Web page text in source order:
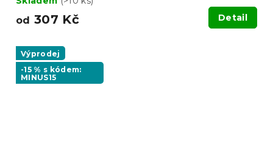
od 307 Kč Detail
Výprodej
-15 % s kódem:
MINUS15